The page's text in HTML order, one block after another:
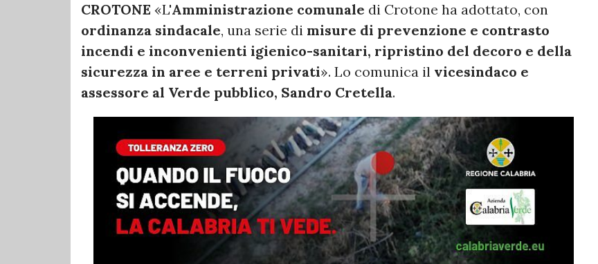
CROTONE «L'Amministrazione comunale di Crotone ha adottato, con
ordinanza sindacale, una serie di misure di prevenzione e contrasto
incendi e inconvenienti igienico-sanitari, ripristino del decoro e della
sicurezza in aree e terreni privati». Lo comunica il vicesindaco e
assessore al Verde pubblico, Sandro Cretella.